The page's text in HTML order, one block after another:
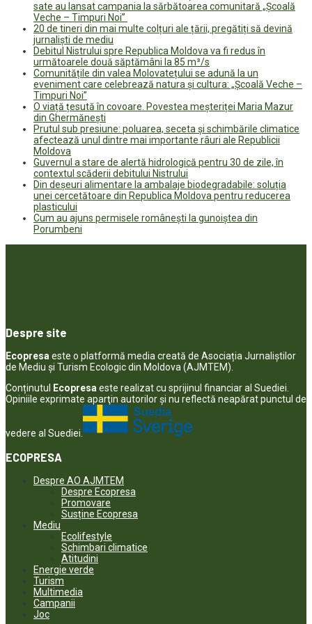
sate au lansat campania la sărbătoarea comunitară „Școală
Veche – Timpuri Noi”
20 de tineri din mai multe colțuri ale țării, pregătiți să devină
jurnaliști de mediu
Debitul Nistrului spre Republica Moldova va fi redus în
următoarele două săptămâni la 85 m³/s
Comunitățile din valea Molovatețului se adună la un
eveniment care celebrează natura și cultura: „Școală Veche –
Timpuri Noi”
O viață țesută în covoare. Povestea meșteriței Maria Mazur
din Ghermănești
Prutul sub presiune: poluarea, seceta și schimbările climatice
afectează unul dintre mai importante râuri ale Republicii
Moldova
Guvernul a stare de alertă hidrologică pentru 30 de zile, în
contextul scăderii debitului Nistrului
Din deșeuri alimentare la ambalaje biodegradabile: soluția
unei cercetătoare din Republica Moldova pentru reducerea
plasticului
Cum au ajuns permisele românești la gunoiștea din
Porumbeni
Despre site
Ecopresa este o platformă media creată de Asociația Jurnaliștilor
de Mediu și Turism Ecologic din Moldova (AJMTEM).
Conținutul
Ecopresa este realizat cu sprijinul financiar al Suediei.
Opiniile exprimate aparţin autorilor şi nu reflectă neapărat punctul de
vedere al Suediei.
ECOPRESA
Despre AO AJMTEM
Despre Ecopresa
Promovare
Susține Ecopresa
Mediu
Ecolifestyle
Schimbari climatice
Atitudini
Energie verde
Turism
Multimedia
Campanii
Joc